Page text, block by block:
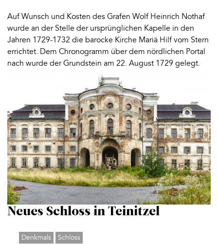
Auf Wunsch und Kosten des Grafen Wolf Heinrich Nothaf
wurde an der Stelle der ursprünglichen Kapelle in den
Jahren 1729-1732 die barocke Kirche Mariä Hilf vom Stern
errichtet. Dem Chronogramm über dem nördlichen Portal
nach wurde der Grundstein am 22. August 1729 gelegt.
Neues Schloss in Teinitzel
Denkmals Schloss